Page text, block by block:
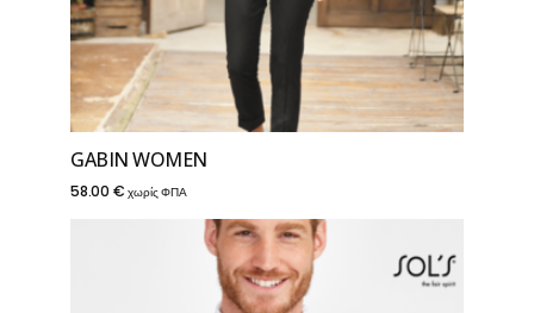
GABIN WOMEN
58.00 € χωρίς ΦΠΑ